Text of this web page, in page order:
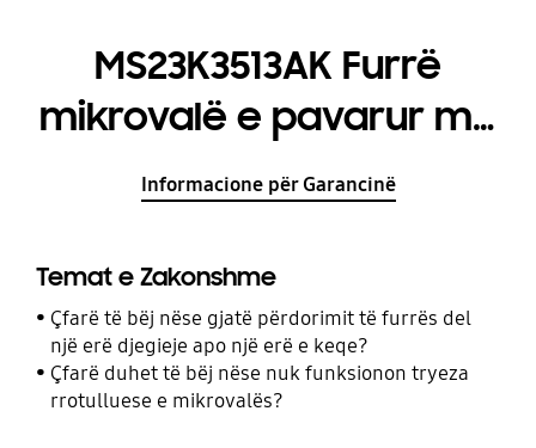
MS23K3513AK Furrë
mikrovalë e pavarur me
emalim qeramik, 23L
Informacione për Garancinë
Temat e Zakonshme
Çfarë të bëj nëse gjatë përdorimit të furrës del
një erë djegieje apo një erë e keqe?
Çfarë duhet të bëj nëse nuk funksionon tryeza
rrotulluese e mikrovalës?